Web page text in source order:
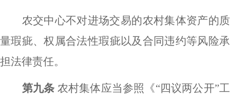
农交中心不对进场交易的农村集体资产的质
量瑕疵、权属合法性瑕疵以及合同违约等风险承
担法律责任。
第九条 农村集体应当参照《“四议两公开”工